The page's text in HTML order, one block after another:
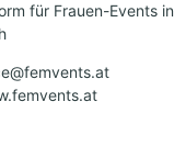
für Frauen-Events in